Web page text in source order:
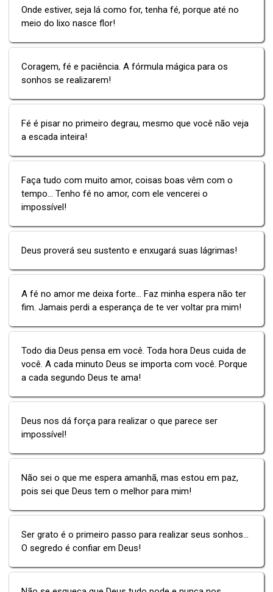
Onde estiver, seja lá como for, tenha fé, porque até no
meio do lixo nasce flor!
Coragem, fé e paciência. A fórmula mágica para os
sonhos se realizarem!
Fé é pisar no primeiro degrau, mesmo que você não veja
a escada inteira!
Faça tudo com muito amor, coisas boas vêm com o
tempo... Tenho fé no amor, com ele vencerei o
impossível!
Deus proverá seu sustento e enxugará suas lágrimas!
A fé no amor me deixa forte... Faz minha espera não ter
fim. Jamais perdi a esperança de te ver voltar pra mim!
Todo dia Deus pensa em você. Toda hora Deus cuida de
você. A cada minuto Deus se importa com você. Porque
a cada segundo Deus te ama!
Deus nos dá força para realizar o que parece ser
impossível!
Não sei o que me espera amanhã, mas estou em paz,
pois sei que Deus tem o melhor para mim!
Ser grato é o primeiro passo para realizar seus sonhos...
O segredo é confiar em Deus!